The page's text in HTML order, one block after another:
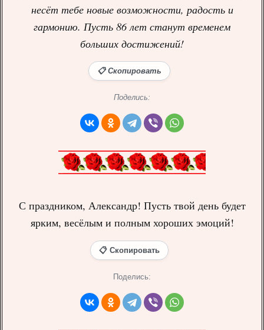
несёт тебе новые возможности, радость и
гармонию. Пусть 86 лет станут временем
больших достижений!
📋 Скопировать
Поделись:
С праздником, Александр! Пусть твой день будет
ярким, весёлым и полным хороших эмоций!
📋 Скопировать
Поделись: